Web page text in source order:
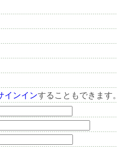
インインすることもできます